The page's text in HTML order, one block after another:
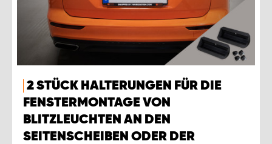
2 STÜCK HALTERUNGEN FÜR DIE
FENSTERMONTAGE VON
BLITZLEUCHTEN AN DEN
SEITENSCHEIBEN ODER DER